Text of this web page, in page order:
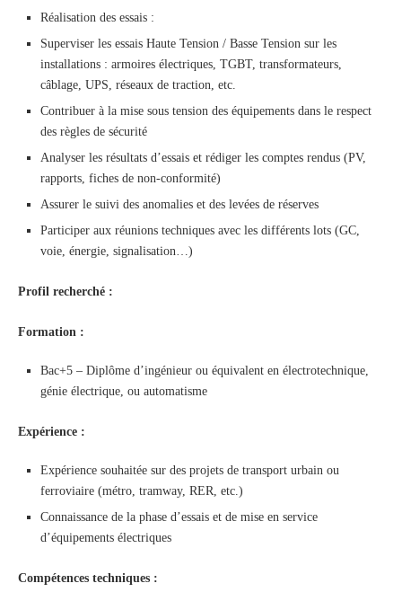
Réalisation des essais :
Superviser les essais Haute Tension / Basse Tension sur les
installations : armoires électriques, TGBT, transformateurs,
câblage, UPS, réseaux de traction, etc.
Contribuer à la mise sous tension des équipements dans le respect
des règles de sécurité
Analyser les résultats d’essais et rédiger les comptes rendus (PV,
rapports, fiches de non-conformité)
Assurer le suivi des anomalies et des levées de réserves
Participer aux réunions techniques avec les différents lots (GC,
voie, énergie, signalisation…)
Profil recherché :
Formation :
Bac+5 – Diplôme d’ingénieur ou équivalent en électrotechnique,
génie électrique, ou automatisme
Expérience :
Expérience souhaitée sur des projets de transport urbain ou
ferroviaire (métro, tramway, RER, etc.)
Connaissance de la phase d’essais et de mise en service
d’équipements électriques
Compétences techniques :